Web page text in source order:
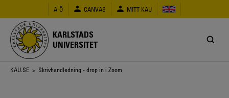
huvudinnehåll
A-Ö CANVAS MITT KAU
KARLSTADS
UNIVERSITET
Länkstig
KAU.SE > Skrivhandledning - drop in i Zoom